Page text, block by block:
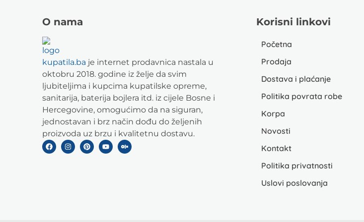
O nama
kupatila.ba je internet prodavnica nastala u
oktobru 2018. godine iz želje da svim
ljubiteljima i kupcima kupatilske opreme,
sanitarija, baterija bojlera itd. iz cijele Bosne i
Hercegovine, omogućimo da na siguran,
jednostavan i brz način dođu do željenih
proizvoda uz brzu i kvalitetnu dostavu.
Korisni linkovi
Početna
Prodaja
Dostava i plaćanje
Politika povrata robe
Korpa
Novosti
Kontakt
Politika privatnosti
Uslovi poslovanja